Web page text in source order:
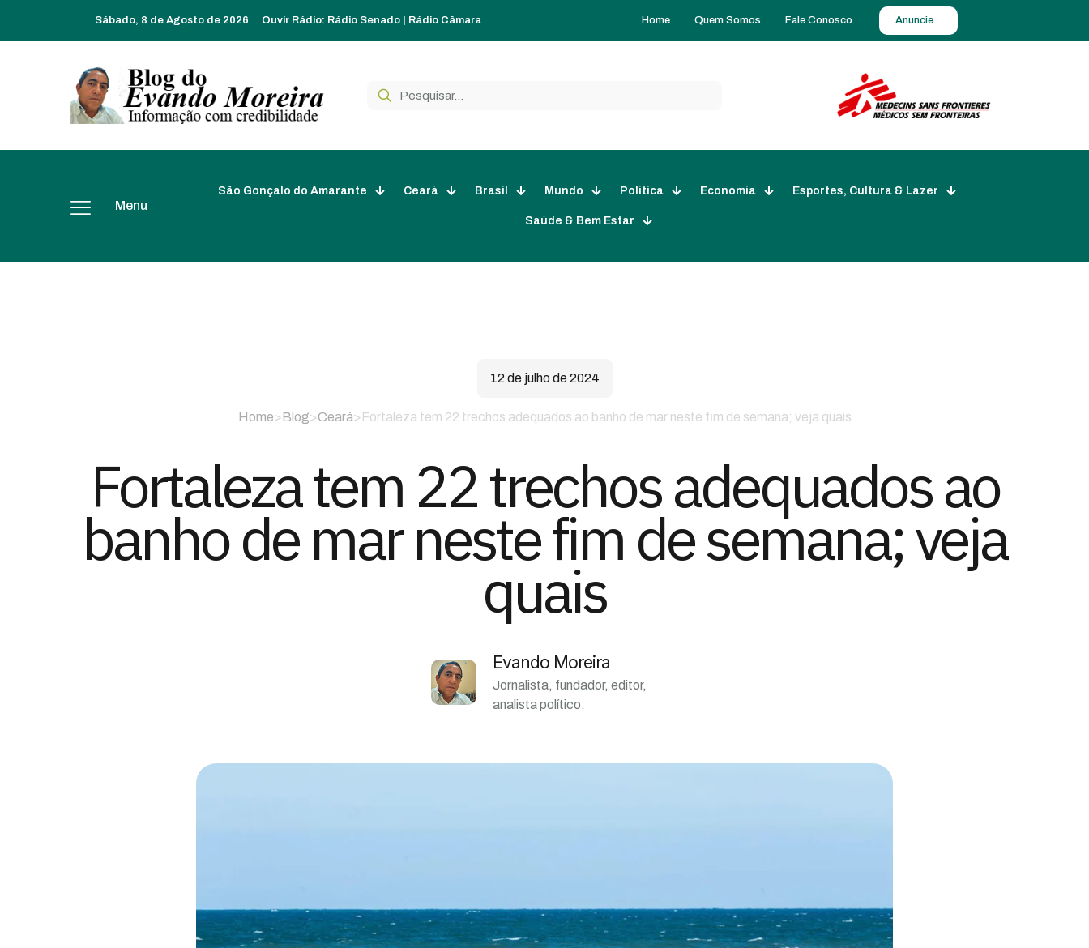
Sábado, 8 de Agosto de 2026 Ouvir Rádio: Rádio Senado Rádio Câmara Home Quem Somos Fale Conosco Anuncie
Menu
São Gonçalo do Amarante Ceará Brasil Mundo Política Economia Esportes, Cultura & Lazer
Saúde & Bem Estar
12 de julho de 2024
Home> Blog>Ceará> Fortaleza tem 22 trechos adequados ao banho de mar neste fim de semana; veja quais
Fortaleza tem 22 trechos adequados ao
banho de mar neste fim de semana; veja
quais
Evando Moreira
Jornalista, fundador, editor,
analista político.